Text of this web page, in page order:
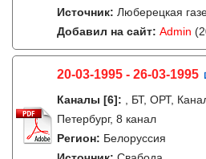
Источник: Люберецкая
Добавил на сайт: Admin
20-03-1995 - 26-03-1995
Каналы [6]:
, БТ, ОРТ,
Петербург, 8 канал
Регион: Белоруссия